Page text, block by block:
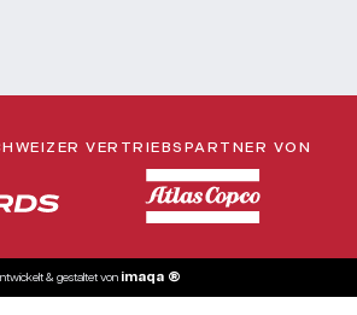
VERTRIEBSPARTNER VON
& gestaltet von imaqa ®